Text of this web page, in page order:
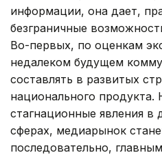
информации, она дает,
безграничные
Во-первых, по оценкам
недалеком будущем
составлять в развитых
национального
стагнационные явления в
сферах, медиарынок
последовательно,